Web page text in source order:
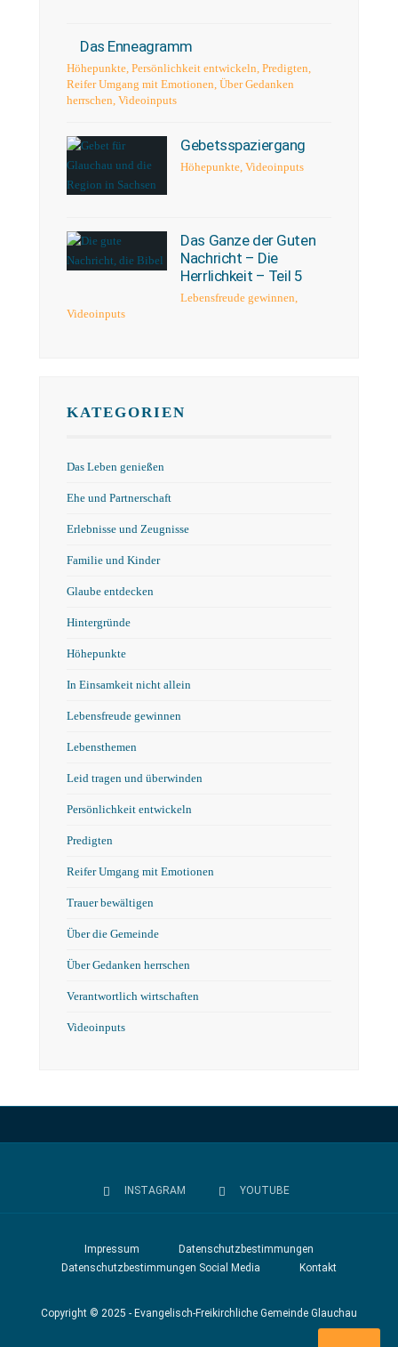
Das Enneagramm
Höhepunkte, Persönlichkeit entwickeln, Predigten,
Reifer Umgang mit Emotionen, Über Gedanken
herrschen, Videoinputs
Gebetsspaziergang
Höhepunkte,Videoinputs
Das Ganze der Guten
Nachricht – Die
Herrlichkeit – Teil 5
Lebensfreude gewinnen,
Videoinputs
KATEGORIEN
Das Leben genießen
Ehe und Partnerschaft
Erlebnisse und Zeugnisse
Familie und Kinder
Glaube entdecken
Hintergründe
Höhepunkte
In Einsamkeit nicht allein
Lebensfreude gewinnen
Lebensthemen
Leid tragen und überwinden
Persönlichkeit entwickeln
Predigten
Reifer Umgang mit Emotionen
Trauer bewältigen
Über die Gemeinde
Über Gedanken herrschen
Verantwortlich wirtschaften
Videoinputs
INSTAGRAM YOUTUBE
Impressum
Datenschutzbestimmungen
Datenschutzbestimmungen Social Media
Kontakt
Copyright © 2025 - Evangelisch-Freikirchliche Gemeinde Glauchau